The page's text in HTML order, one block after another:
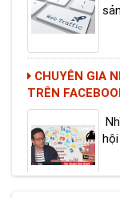
CHUYÊN GIA
TRÊN
hội
CHÀO MỪNG
CÁC NHÀ